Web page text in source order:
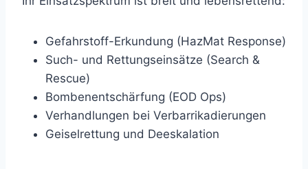
Gefahrstoff-Erkundung (HazMat Response)
Such- und Rettungseinsätze (Search &
Rescue)
Bombenentschärfung (EOD Ops)
Verhandlungen bei Verbarrikadierungen
Geiselrettung und Deeskalation